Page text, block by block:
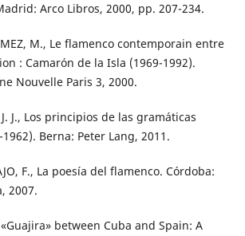
Arco Libros, 2000, pp. 207-234.
M., Le flamenco contemporain entre
: Camarón de la Isla (1969-1992).
Nouvelle Paris 3, 2000.
J. J., Los principios de las gramáticas
Berna: Peter Lang, 2011.
F., La poesía del flamenco. Córdoba:
2007.
«Guajira» between Cuba and Spain: A